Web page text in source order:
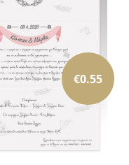
€0.55